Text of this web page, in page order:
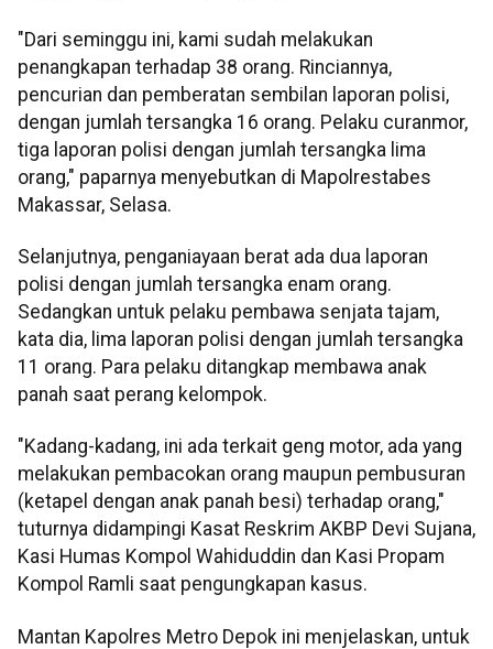
"Dari seminggu ini, kami sudah melakukan
penangkapan terhadap 38 orang. Rinciannya,
pencurian dan pemberatan sembilan laporan polisi,
dengan jumlah tersangka 16 orang. Pelaku curanmor,
tiga laporan polisi dengan jumlah tersangka lima
orang," paparnya menyebutkan di Mapolrestabes
Makassar, Selasa.
Selanjutnya, penganiayaan berat ada dua laporan
polisi dengan jumlah tersangka enam orang.
Sedangkan untuk pelaku pembawa senjata tajam,
kata dia, lima laporan polisi dengan jumlah tersangka
11 orang. Para pelaku ditangkap membawa anak
panah saat perang kelompok.
"Kadang-kadang, ini ada terkait geng motor, ada yang
melakukan pembacokan orang maupun pembusuran
(ketapel dengan anak panah besi) terhadap orang,"
tuturnya didampingi Kasat Reskrim AKBP Devi Sujana,
Kasi Humas Kompol Wahiduddin dan Kasi Propam
Kompol Ramli saat pengungkapan kasus.
Mantan Kapolres Metro Depok ini menjelaskan, untuk